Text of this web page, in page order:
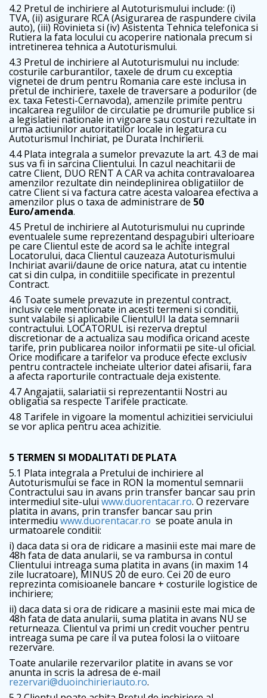
4.2 Pretul de inchiriere al Autoturismului include: (i)
TVA, (ii) asigurare RCA (Asigurarea de raspundere civila
auto), (iii) Rovinieta si (iv) Asistenta Tehnica telefonica si
Rutiera la fata locului cu acoperire nationala precum si
intretinerea tehnica a Autoturismului.
4.3 Pretul de inchiriere al Autoturismului nu include:
costurile carburantilor, taxele de drum cu exceptia
vignetei de drum pentru Romania care este inclusa in
pretul de inchiriere, taxele de traversare a podurilor (de
ex. taxa Fetesti-Cernavoda), amenzile primite pentru
incalcarea regulilor de circulatie pe drumurile publice si
a legislatiei nationale in vigoare sau costuri rezultate in
urma actiunilor autoritatilor locale in legatura cu
Autoturismul Inchiriat, pe Durata Inchirierii.
4.4 Plata integrala a sumelor prevazute la art. 4.3 de mai
sus va fi in sarcina Clientului. In cazul neachitarii de
catre Client, DUO RENT A CAR va achita contravaloarea
amenzilor rezultate din neindeplinirea obligatiilor de
catre Client si va factura catre acesta valoarea efectiva a
amenzilor plus o taxa de administrare de 50
Euro/amenda.
4.5 Pretul de inchiriere al Autoturismului nu cuprinde
eventualele sume reprezentand despagubiri ulterioare
pe care Clientul este de acord sa le achite integral
Locatorului, daca Clientul cauzeaza Autoturismului
Inchiriat avarii/daune de orice natura, atat cu intentie
cat si din culpa, in conditiile specificate in prezentul
Contract.
4.6 Toate sumele prevazute in prezentul contract,
inclusiv cele mentionate in acesti termeni si conditii,
sunt valabile si aplicabile ClientulUI la data semnarii
contractului. LOCATORUL isi rezerva dreptul
discretionar de a actualiza sau modifica oricand aceste
tarife, prin publicarea noilor informatii pe site-ul oficial.
Orice modificare a tarifelor va produce efecte exclusiv
pentru contractele incheiate ulterior datei afisarii, fara
a afecta raporturile contractuale deja existente.
4.7 Angajatii, salariatii si reprezentantii Nostri au
obligatia sa respecte Tarifele practicate.
4.8 Tarifele in vigoare la momentul achizitiei serviciului
se vor aplica pentru acea achizitie.
5 TERMEN SI MODALITATI DE PLATA
5.1 Plata integrala a Pretului de inchiriere al
Autoturismului se face in RON la momentul semnarii
Contractului sau in avans prin transfer bancar sau prin
intermediul site-ului www.duorentacar.ro. O rezervare
platita in avans, prin transfer bancar sau prin
intermediu www.duorentacar.ro se poate anula in
urmatoarele conditii:
i) daca data si ora de ridicare a masinii este mai mare de
48h fata de data anularii, se va rambursa in contul
Clientului intreaga suma platita in avans (in maxim 14
zile lucratoare), MINUS 20 de euro. Cei 20 de euro
reprezinta comisioanele bancare + costurile logistice de
inchiriere;
ii) daca data si ora de ridicare a masinii este mai mica de
48h fata de data anularii, suma platita in avans NU se
returneaza. Clientul va primi un credit voucher pentru
intreaga suma pe care il va putea folosi la o viitoare
rezervare.
Toate anularile rezervarilor platite in avans se vor
anunta in scris la adresa de e-mail
rezervari@duoinchirieriauto.ro.